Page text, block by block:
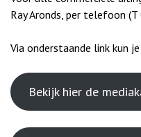
Ray Aronds, per telefoon
Via onderstaande link kun
Bekijk hier de